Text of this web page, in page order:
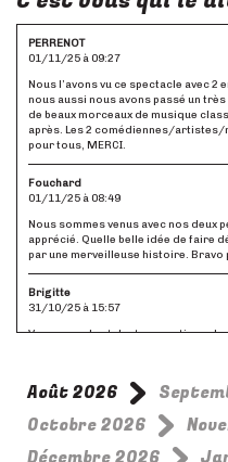
PERRENOT
01/11/25 à 09:27
Nous l’avons vu ce spectacle avec 2
nous aussi nous avons passé un
de beaux morceaux de musique
après. Les 2 comédiennes/artistes/
pour tous, MERCI.
Fouchard
01/11/25 à 08:49
Nous sommes venus avec nos deux
apprécié. Quelle belle idée de faire
par une merveilleuse histoire.
Brigitte
31/10/25 à 15:57
Vous avez des talents
vous pour votre prestation !
Lievois
31/10/25 à 15:23
Nos 3 petits-fils (9, 8, 6 ans) ont été
Août 2026
Octobre 2026